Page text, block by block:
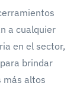
a cualquier
en el sector,
brindar
más altos